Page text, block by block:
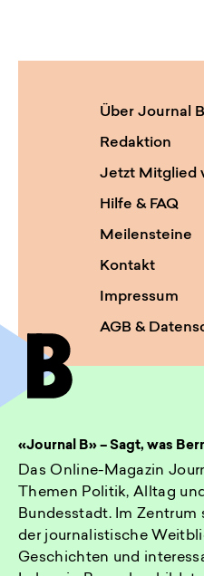
Über Journal B
Redaktion
Jetzt Mitglied
Hilfe & FAQ
Meilensteine
Kontakt
Impressum
AGB &
«Journal B» – Sagt, was
Das Online-Magazin
Themen Politik, Alltag
Bundesstadt. Im Zentrum
der journalistische
Geschichten und